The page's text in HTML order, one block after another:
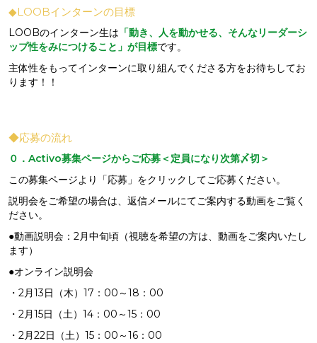
◆LOOBインターンの目標
LOOBのインターン生は 「動き、人を動かせる、そんなリーダーシ
ップ性をみにつけること」が目標です。
主体性をもってインターンに取り組んでくださる方をお待ちしてお
ります！！
◆応募の流れ
０．Activo募集ページからご応募＜定員になり次第〆切＞
この募集ページより「応募」をクリックしてご応募ください。
説明会をご希望の場合は、返信メールにてご案内する動画をご覧く
ださい。
●動画説明会：2月中旬頃（視聴を希望の方は、動画をご案内いたし
ます）
●オンライン説明会
・2月13日（木）17：00～18：00
・2月15日（土）14：00～15：00
・2月22日（土）15：00～16：00